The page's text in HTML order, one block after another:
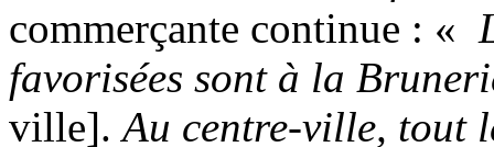
commerçante continue : «
favorisées sont à la
ville].Au centre-ville, tout